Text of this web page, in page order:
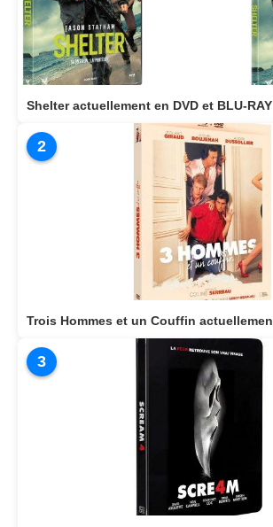
Shelter actuellement en DVD et BLU-RAY
2
3